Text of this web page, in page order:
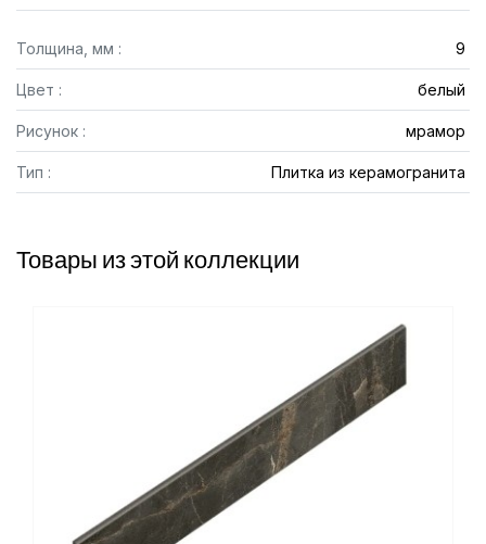
Толщина, мм : 9
Цвет : белый
Рисунок : мрамор
Тип : Плитка из керамогранита
Товары из этой коллекции